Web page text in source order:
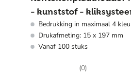
- kunststof -
Bedrukking in maximaal 4
Drukafmeting: 15 x 197 mm
Vanaf 100 stuks
(0)